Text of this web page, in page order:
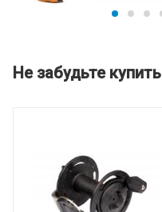
Не забудьте купить